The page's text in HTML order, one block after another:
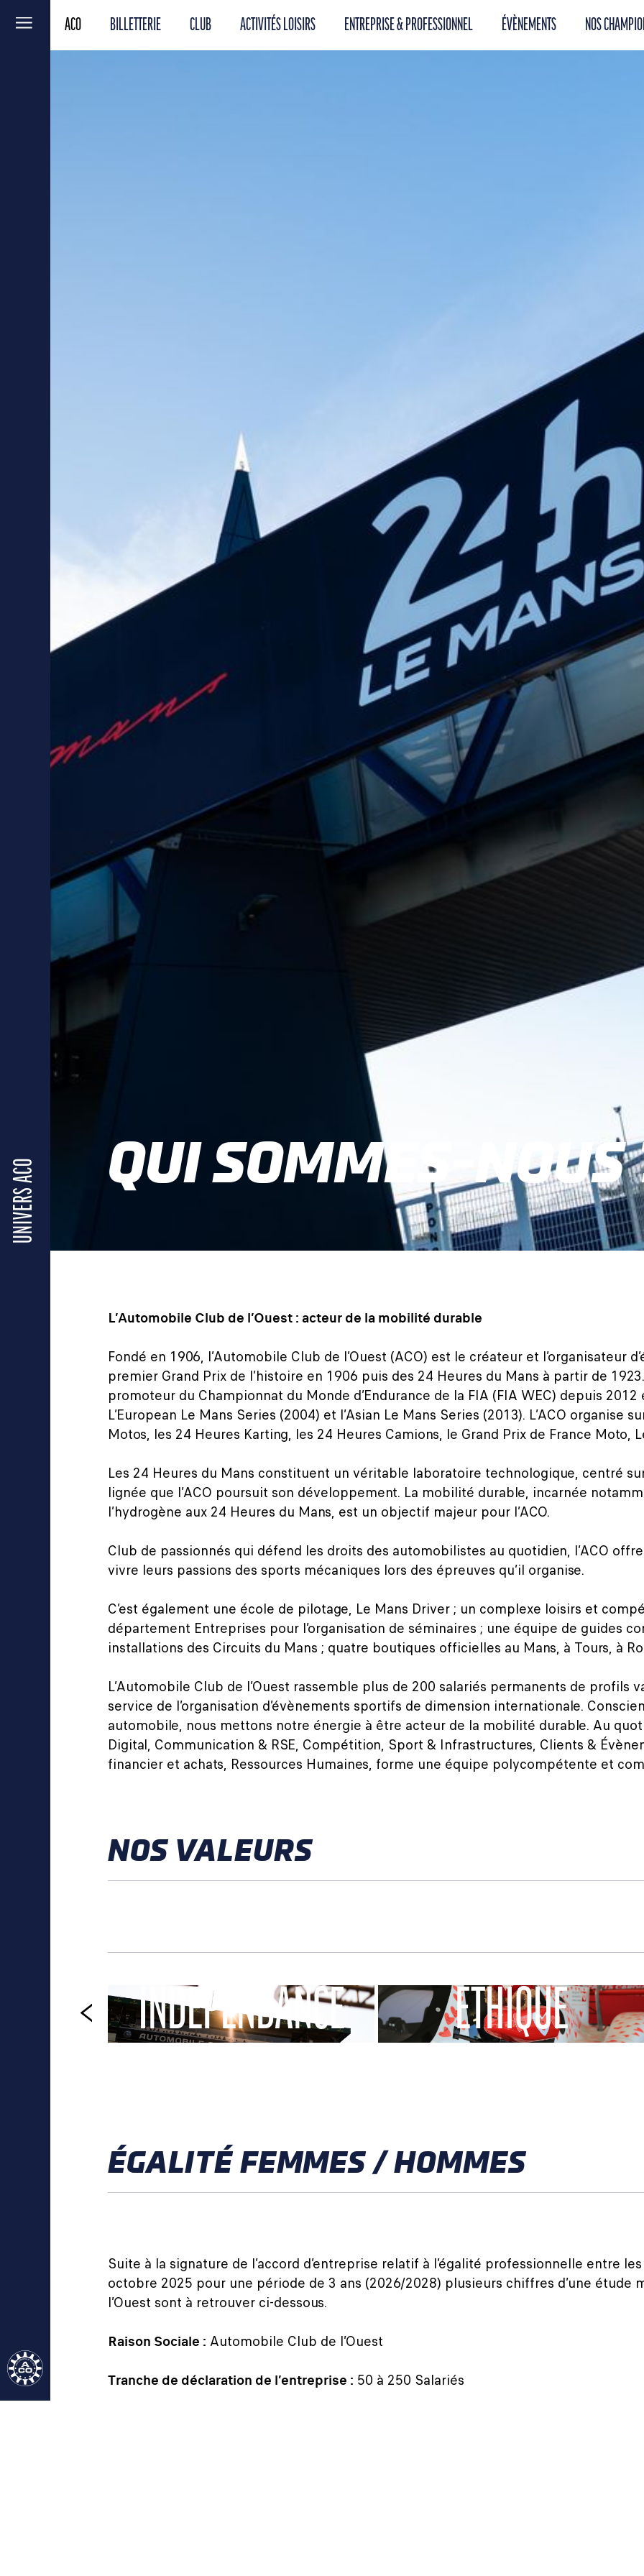
ACO BILLETTERIE CLUB ACTIVITÉS LOISIRS ENTREPRISE & PROFESSIONNEL ÉVÈNEMENTS NOS
Menu
UNIVERS ACO QUI SOMMES-NOUS
L’Automobile Club de l’Ouest : acteur de la mobilité durable
Fondé en 1906, l’Automobile Club de l’Ouest (ACO) est le créateur et l’organisateur
premier Grand Prix de l’histoire en 1906 puis des 24 Heures du Mans à partir de
promoteur du Championnat du Monde d’Endurance de la FIA (FIA WEC) depuis
L’European Le Mans Series (2004) et l’Asian Le Mans Series (2013). L’ACO organise
Motos, les 24 Heures Karting, les 24 Heures Camions, le Grand Prix de France Moto,
Les 24 Heures du Mans constituent un véritable laboratoire technologique, centré
lignée que l’ACO poursuit son développement. La mobilité durable, incarnée
l’hydrogène aux 24 Heures du Mans, est un objectif majeur pour l’ACO.
Club de passionnés qui défend les droits des automobilistes au quotidien, l’ACO
vivre leurs passions des sports mécaniques lors des épreuves qu’il organise.
C’est également une école de pilotage, Le Mans Driver ; un complexe loisirs et
département Entreprises pour l’organisation de séminaires ; une équipe de guides
installations des Circuits du Mans ; quatre boutiques officielles au Mans, à Tours, à
L’Automobile Club de l’Ouest rassemble plus de 200 salariés permanents de profils
service de l’organisation d’évènements sportifs de dimension internationale.
automobile, nous mettons notre énergie à être acteur de la mobilité durable. Au
Digital, Communication & RSE, Compétition, Sport & Infrastructures, Clients &
financier et achats, Ressources Humaines, forme une équipe polycompétente et
NOS VALEURS
INDÉPENDANCE ÉTHIQUE
ÉGALITÉ FEMMES / HOMMES
Suite à la signature de l’accord d’entreprise relatif à l’égalité professionnelle entre
octobre 2025 pour une période de 3 ans (2026/2028) plusieurs chiffres d’une étude
l’Ouest sont à retrouver ci-dessous.
Raison Sociale : Automobile Club de l’Ouest
Tranche de déclaration de l’entreprise : 50 à 250 Salariés